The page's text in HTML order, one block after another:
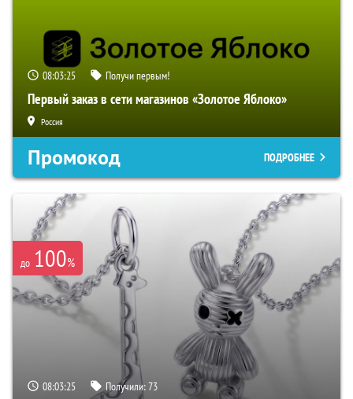
08:03:24 Получи первым!
Первый заказ в сети магазинов «Золотое Яблоко»
Россия
Промокод ПОДРОБНЕЕ
до 100%
08:03:24 Получили:73